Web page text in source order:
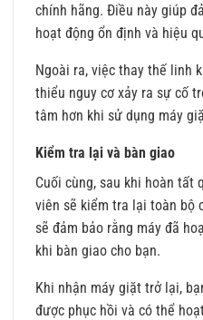
chính hãng. Điều này giúp
hoạt động ổn định và hiệu
Ngoài ra, việc thay thế linh
thiểu nguy cơ xảy ra sự cố
tâm hơn khi sử dụng máy
Kiểm tra lại và bàn giao
Cuối cùng, sau khi hoàn tất
viên sẽ kiểm tra lại toàn bộ
sẽ đảm bảo rằng máy đã
khi bàn giao cho bạn.
Khi nhận máy giặt trở lại,
được phục hồi và có thể